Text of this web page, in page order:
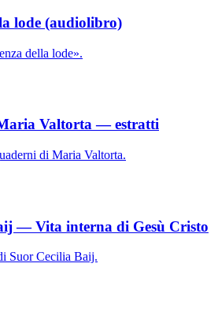
lode (audiolibro)
della lode».
Valtorta — estratti
di Maria Valtorta.
— Vita interna di Gesù Cristo
Suor Cecilia Baij.